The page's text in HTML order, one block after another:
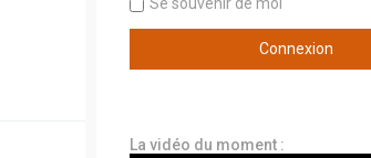
La vidéo du moment :